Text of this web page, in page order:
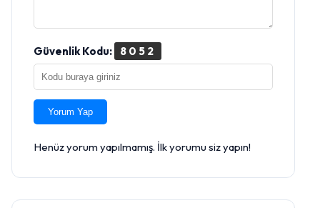
Güvenlik Kodu: 8052
Yorum Yap
Henüz yorum yapılmamış. İlk yorumu siz yapın!